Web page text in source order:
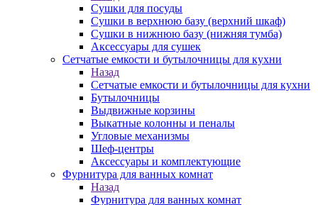
Сушки для посуды
Сушки в верхнюю базу (верхний шкаф)
Сушки в нижнюю базу (нижняя тумба)
Аксессуары для сушек
Сетчатые емкости и бутылочницы для кухни
Назад
Сетчатые емкости и бутылочницы для кухни
Бутылочницы
Выдвижные корзины
Выкатные колонны и пеналы
Угловые механизмы
Шеф-центры
Аксессуары и комплектующие
Фурнитура для ванных комнат
Назад
Фурнитура для ванных комнат